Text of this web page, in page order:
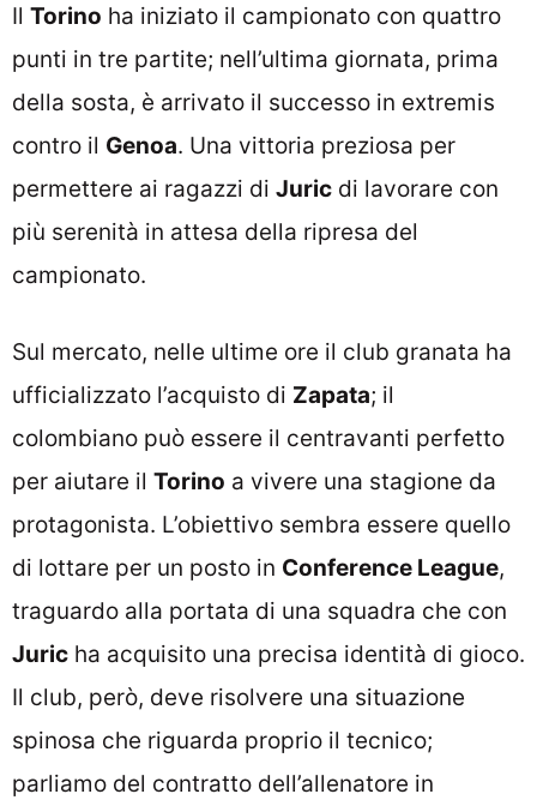
Il Torino ha iniziato il campionato con quattro
punti in tre partite; nell’ultima giornata, prima
della sosta, è arrivato il successo in extremis
contro il Genoa. Una vittoria preziosa per
permettere ai ragazzi di Juric di lavorare con
più serenità in attesa della ripresa del
campionato.
Sul mercato, nelle ultime ore il club granata ha
ufficializzato l’acquisto di Zapata; il
colombiano può essere il centravanti perfetto
per aiutare il Torino a vivere una stagione da
protagonista. L’obiettivo sembra essere quello
di lottare per un posto in Conference League,
traguardo alla portata di una squadra che con
Juric ha acquisito una precisa identità di gioco.
Il club, però, deve risolvere una situazione
spinosa che riguarda proprio il tecnico;
parliamo del contratto dell’allenatore in